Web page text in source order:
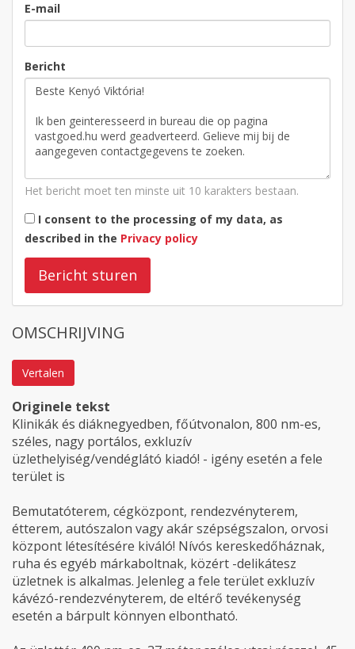
E-mail
Bericht
Het bericht moet ten minste uit 10 karakters bestaan.
I consent to the processing of my data, as
described in the Privacy policy
Bericht sturen
OMSCHRIJVING
Vertalen
Originele tekst
Klinikák és diáknegyedben, főútvonalon, 800 nm-es,
széles, nagy portálos, exkluzív
üzlethelyiség/vendéglátó kiadó! - igény esetén a fele
terület is
Bemutatóterem, cégközpont, rendezvényterem,
étterem, autószalon vagy akár szépségszalon, orvosi
központ létesítésére kiváló! Nívós kereskedőháznak,
ruha és egyéb márkaboltnak, közért -delikátesz
üzletnek is alkalmas. Jelenleg a fele terület exkluzív
kávézó-rendezvényterem, de eltérő tevékenység
esetén a bárpult könnyen elbontható.